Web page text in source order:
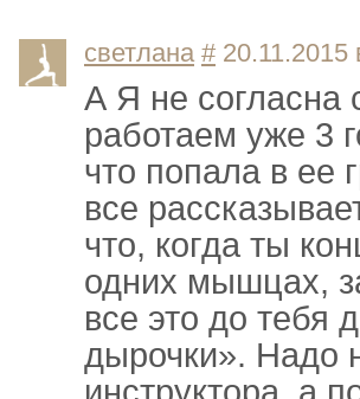
светлана # 20.11.2015
А Я не
работаем уже 3
что попала в ее
все
что, когда ты
одних мышцах,
все это до тебя
дырочки». Надо